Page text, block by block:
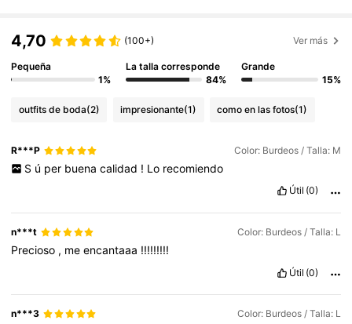
4,77 2.6M Seguidores
4,77
4,77 2.6M Seguidores
4,70 (100+) Ver más
Pequeña
1%
La talla corresponde
84%
Grande
15%
outfits de boda(2) impresionante(1) como en las fotos(1)
R***P Color: Burdeos / Talla: M
S ú per buena calidad ! Lo recomiendo
Útil (0)
n***t Color: Burdeos / Talla: L
Precioso , meencantaaa !!!!!!!!!
Útil (0)
n***3 Color: Burdeos / Talla: L